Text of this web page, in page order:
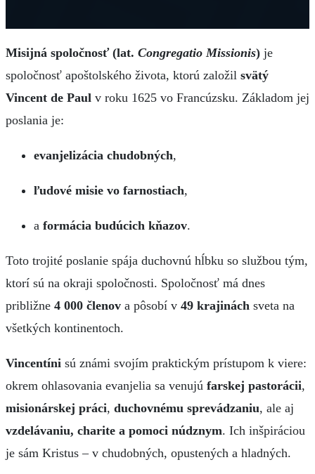
Misijná spoločnosť (lat. Congregatio Missionis) je
spoločnosť apoštolského života, ktorú založil svätý
Vincent de Paul v roku 1625 vo Francúzsku. Základom jej
poslania je:
evanjelizácia chudobných,
ľudové misie vo farnostiach,
a formácia budúcich kňazov.
Toto trojité poslanie spája duchovnú hĺbku so službou tým,
ktorí sú na okraji spoločnosti. Spoločnosť má dnes
približne 4 000 členov a pôsobí v 49 krajinách sveta na
všetkých kontinentoch.
Vincentíni sú známi svojím praktickým prístupom k viere:
okrem ohlasovania evanjelia sa venujú farskej pastorácii,
misionárskej práci, duchovnému sprevádzaniu, ale aj
vzdelávaniu, charite a pomoci núdznym. Ich inšpiráciou
je sám Kristus – v chudobných, opustených a hladných.